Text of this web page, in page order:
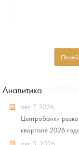
Аналитика
авг 7, 2026
Центробанки
квартале 2026
авг 5, 2026